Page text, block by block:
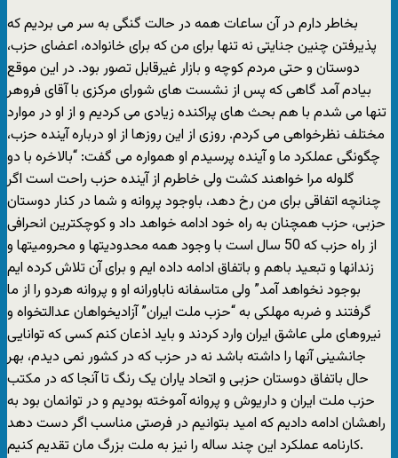
بخاطر دارم در آن ساعات همه در حالت گنگی به سر می بردیم که
پذیرفتن چنین جنایتی نه تنها برای من که برای خانواده، اعضای حزب،
دوستان و حتی مردم کوچه و بازار غیرقابل تصور بود. در این موقع
بیادم آمد گاهی که پس از نشست های شورای مرکزی با آقای فروهر
تنها می شدم با هم بحث های پراکنده زیادی می کردیم و از او در موارد
مختلف نظرخواهی می کردم. روزی از این روزها از او درباره آینده حزب،
چگونگی عملکرد ما و آینده پرسیدم او همواره می گفت: “بالاخره با دو
گلوله مرا خواهند کشت ولی خاطرم از آینده حزب راحت است اگر
چنانچه اتفاقی برای من رخ دهد، باوجود پروانه و شما در کنار دوستان
حزبی، حزب همچنان به راه خود ادامه خواهد داد و کوچکترین انحرافی
از راه حزب که 50 سال است با وجود همه محدودیتها و محرومیتها و
زندانها و تبعید باهم و باتفاق ادامه داده ایم و برای آن تلاش کرده ایم
بوجود نخواهد آمد” ولی متاسفانه ناباورانه او و پروانه هردو را از ما
گرفتند و ضربه مهلکی به “حزب ملت ایران” آزادیخواهان عدالتخواه و
نیروهای ملی عاشق ایران وارد کردند و باید اذعان کنم کسی که توانایی
جانشینی آنها را داشته باشد نه در حزب که در کشور نمی دیدم، بهر
حال باتفاق دوستان حزبی و اتحاد یاران یک رنگ تا آنجا که در مکتب
حزب ملت ایران و داریوش و پروانه آموخته بودیم و در توانمان بود به
راهشان ادامه دادیم که امید بتوانیم در فرصتی مناسب اگر دست دهد
کارنامه عملکرد این چند ساله را نیز به ملت بزرگ مان تقدیم کنیم.